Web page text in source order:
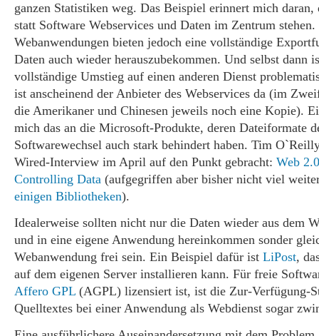
ganzen Statistiken weg. Das Beispiel erinnert mich daran,
statt Software Webservices und Daten im Zentrum
Webanwendungen bieten jedoch eine vollständige
Daten auch wieder herauszubekommen. Und selbst dann
vollständige Umstieg auf einen anderen Dienst
ist anscheinend der Anbieter des Webservices da (im
die Amerikaner und Chinesen jeweils noch eine Kopie).
mich das an die Microsoft-Produkte, deren Dateiformate
Softwarewechsel auch stark behindert haben. Tim
Wired-Interview im April auf den Punkt gebracht: Web
Controlling Data (aufgegriffen aber bisher nicht viel
einigen Bibliotheken).
Idealerweise sollten nicht nur die Daten wieder aus dem
und in eine eigene Anwendung hereinkommen sonder
Webanwendung frei sein. Ein Beispiel dafür ist LiPost,
auf dem eigenen Server installieren kann. Für freie
Affero GPL (AGPL) lizensiert ist, ist die Zur-Verfügung-
Quelltextes bei einer Anwendung als Webdienst sogar